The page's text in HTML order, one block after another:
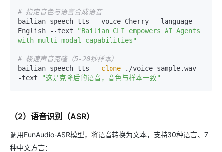
# 指定音色与语言合成语音
bailian speech tts --voice Cherry --language
English --text
"Bailian CLI empowers AI Agents
with multi-modal capabilities"
# 极速声音克隆（5-20秒样本）
bailian speech tts --clone ./voice_sample.wav -
-text
"这是克隆后的语音，音色与样本一致"
（2）语音识别（ASR）
调用FunAudio-ASR模型，将语音转换为文本，支持30种语言、7
种中文方言：